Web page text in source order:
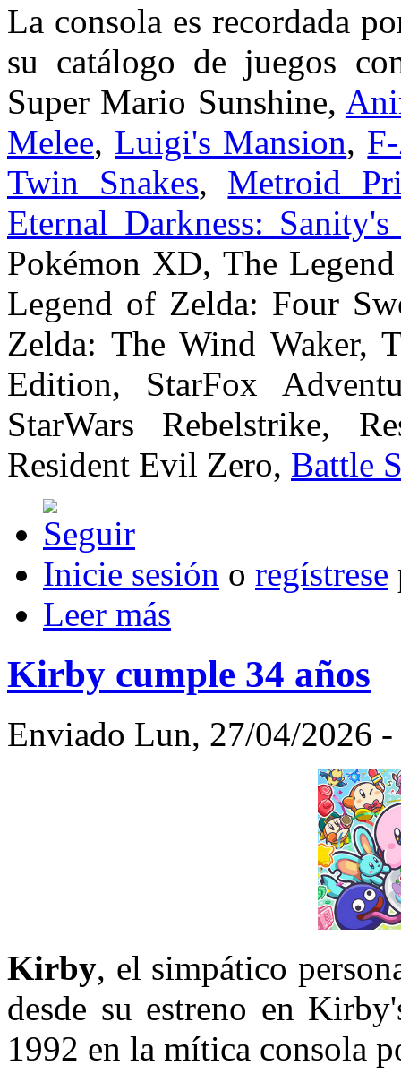
La consola es recordada
su catálogo de juegos
Super Mario Sunshine,
Melee, Luigi's Mansion,
Twin Snakes, Metroid
Eternal Darkness:
Pokémon XD, The
Legend of Zelda: Four
Zelda: The Wind Waker,
Edition, StarFox
StarWars Rebelstrike,
Resident Evil Zero, Battle
Inicie sesión o regístrese
Leer más
Kirby cumple 34 años
Enviado Lun, 27/04/2026
Kirby, el simpático
desde su estreno en
1992 en la mítica consola